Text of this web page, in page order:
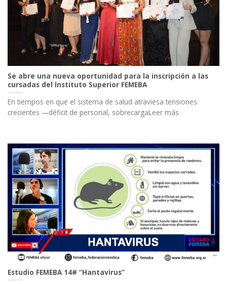
Se abre una nueva oportunidad para la inscripción a las
cursadas del Instituto Superior FEMEBA
En tiempos en que el sistema de salud atraviesa tensiones
crecientes —déficit de personal, sobrecargaLeer más
Estudio FEMEBA 14# “Hantavirus”